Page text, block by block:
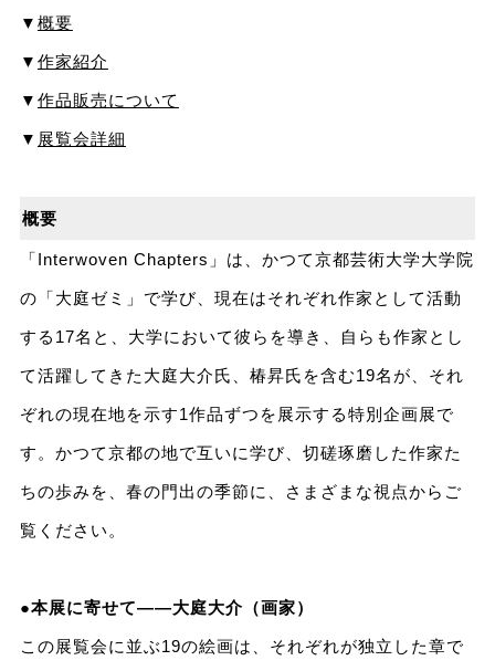
▼ 概要
▼ 作家紹介
▼ 作品販売について
▼ 展覧会詳細
概要
「Interwoven Chapters」は、かつて京都芸術大学大学院
の「大庭ゼミ」で学び、現在はそれぞれ作家として活動
する17名と、大学において彼らを導き、自らも作家とし
て活躍してきた大庭大介氏、椿昇氏を含む19名が、それ
ぞれの現在地を示す1作品ずつを展示する特別企画展で
す。かつて京都の地で互いに学び、切磋琢磨した作家た
ちの歩みを、春の門出の季節に、さまざまな視点からご
覧ください。
●本展に寄せて――大庭大介（画家）
この展覧会に並ぶ19の絵画は、それぞれが独立した章で